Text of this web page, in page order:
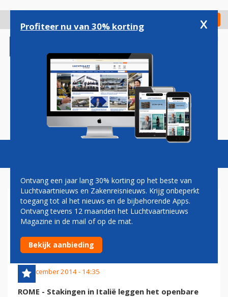
gaan
Check in
Magazine Podcasts Vacatures
STAKINGEN VERLAMMEN
LUCHTVAART EN OV IN
ITALIË
12 december 2014 - 14:35
ROME - Stakingen in Italië leggen het openbare
Profiteer nu van 30% korting x
Ontvang een jaar lang 30% korting op het beste van
Luchtvaartnieuws en Zakenreisnieuws. Krijg onbeperkt
toegang tot al het nieuws en de bijbehorende Apps.
Ontvang tevens 12 maanden het Luchtvaartnieuws
Magazine in de mail of op de mat.
Bekijk aanbieding